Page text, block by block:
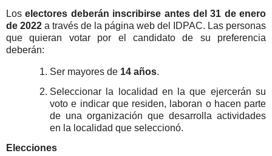
Loselectores deberán inscribirse antes del 31 de enero
de 2022 a través de la página web del IDPAC. Las personas
que quieran votar por el candidato de su preferencia
deberán:
Ser mayores de 14 años.
Seleccionar la localidad en la que ejercerán su
voto e indicar que residen, laboran o hacen parte
de una organización que desarrolla actividades
en la localidad que seleccionó.
Elecciones